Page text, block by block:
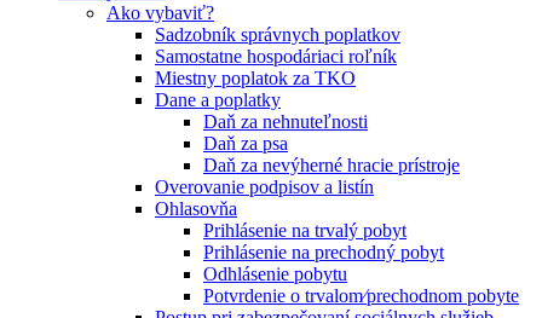
Ako vybaviť?
Sadzobník správnych poplatkov
Samostatne hospodáriaci roľník
Miestny poplatok za TKO
Dane a poplatky
Daň za nehnuteľnosti
Daň za psa
Daň za nevýherné hracie prístroje
Overovanie podpisov a listín
Ohlasovňa
Prihlásenie na trvalý pobyt
Prihlásenie na prechodný pobyt
Odhlásenie pobytu
Potvrdenie o trvalom⁄prechodnom pobyte